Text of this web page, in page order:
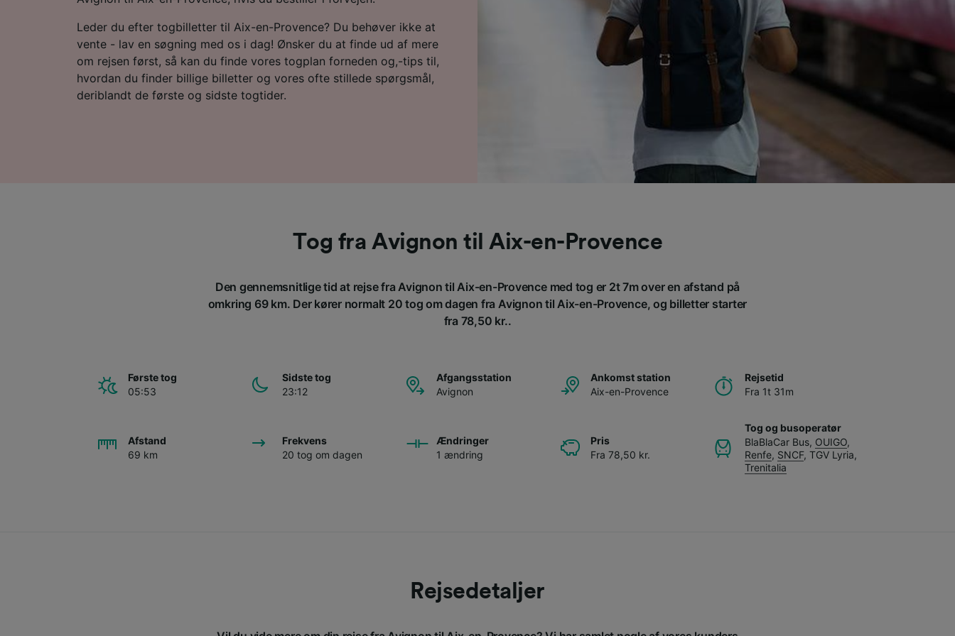
Leder du efter togbilletter til Aix-en-Provence? Du behøver ikke at
vente - lav en søgning med os i dag! Ønsker du at finde ud af mere
om rejsen først, så kan du finde vores togplan forneden og,-tips til,
hvordan du finder billige billetter og vores ofte stillede spørgsmål,
deriblandt de første og sidste togtider.
Tog fra Avignon til Aix-en-Provence
Den gennemsnitlige tid at rejse fra Avignon til Aix-en-Provence med tog er 2t 7m over en afstand på
omkring 69 km. Der kører normalt 20 tog om dagen fra Avignon til Aix-en-Provence, og billetter starter
fra 78,50 kr..
Første tog
05:53
Sidste tog
23:12
Afgangsstation
Avignon
Ankomst station
Aix-en-Provence
Rejsetid
Fra 1t 31m
Afstand
69 km
Frekvens
20 tog om dagen
Ændringer
1 ændring
Pris
Fra 78,50 kr.
Tog og busoperatør
BlaBlaCar Bus, OUIGO,
Renfe, SNCF, TGV Lyria,
Trenitalia
Rejsedetaljer